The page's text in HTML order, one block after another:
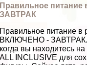
Правильное
ЗАВТРАК
Правильное питание
ВКЛЮЧЕНО - ЗАВТРАК.
когда вы находитесь
ALL INCLUSIVE для